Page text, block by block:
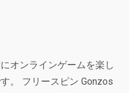
オンラインゲームを楽し
。 フリースピン Gonzos